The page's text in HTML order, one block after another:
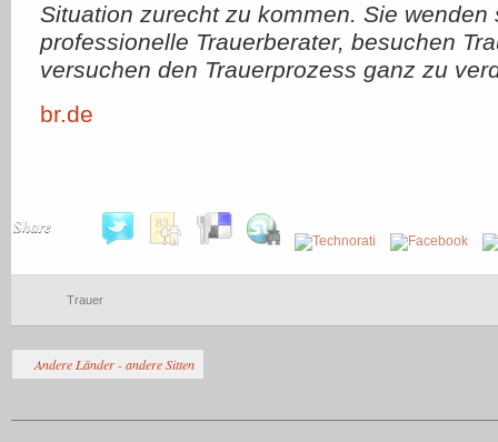
Situation zurecht zu kommen. Sie wenden
professionelle Trauerberater, besuchen
versuchen den Trauerprozess ganz zu
br.de
Share
Trauer
Andere Länder - andere Sitten